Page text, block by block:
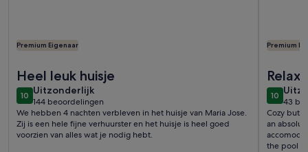
Premium Eigenaar
Heel leuk huisje
1010 op 10
Uitzonderlijk
uitzonderlijk
144 beoordelingen
(144
beoordelingen)
We hebben 4 nachten verbleven in het huisje van Maria Jose.
Zij is een hele fijne verhuurster en het huisje is heel goed
voorzien van alles wat je nodig hebt.
Premium
1010 op 10
43
(43
Cozy but
an absolutely lovely stay.
accomodating. The house has a lush
the pool